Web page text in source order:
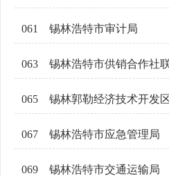
061 锡林浩特市审计局
063 锡林浩特市供销合作社
065 锡林郭勒经济技术开发
067 锡林浩特市应急管理局
069 锡林浩特市交通运输局